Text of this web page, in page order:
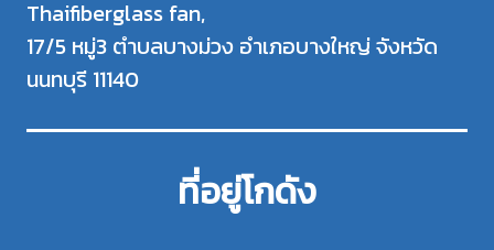
Thaifiberglass fan,
17/5 หมู่3 ตำบลบางม่วง อำเภอบางใหญ่ จังหวัด
นนทบุรี 11140
ที่อยู่โกดัง